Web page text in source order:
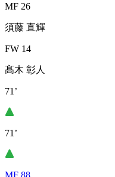
MF 26
須藤 直輝
FW 14
髙木 彰人
71’
71’
MF 88